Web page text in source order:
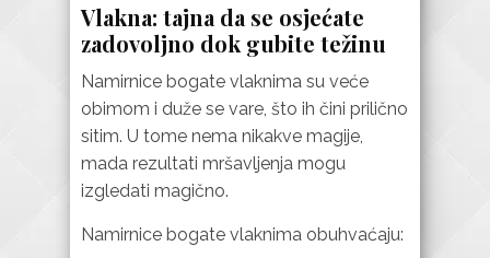
Vlakna: tajna da se osjećate
zadovoljno dok gubite težinu
Namirnice bogate vlaknima su veće
obimom i duže se vare, što ih čini prilično
sitim. U tome nema nikakve magije,
mada rezultati mršavljenja mogu
izgledati magično.
Namirnice bogate vlaknima obuhvaćaju: